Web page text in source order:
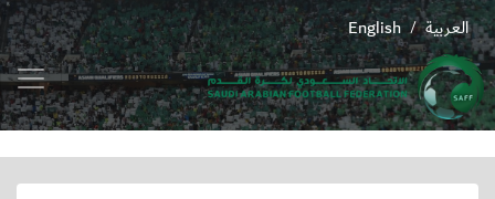
English / العربية